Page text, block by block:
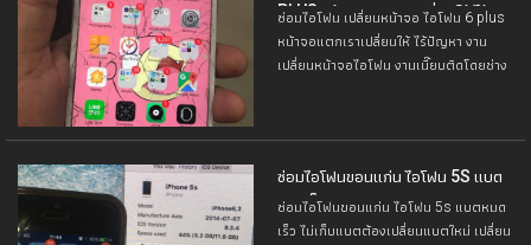
PLUS หน้าจอแตกเราเปลี่ยนให้ ไร้
ปัญหา
ซ่อมไอโฟน เปลี่ยนหน้าจอ ไอโฟน 6 plus
หน้าจอแตกเราเปลี่ยนให้ ไร้ปัญหา งาน
เปลี่ยนหน้าจอไอโฟน งานเนี๊ยบติดโดยช่าง
ซ่อมไอโฟนขอนแก่น ไอโฟน 5S แบต
หมดเร็ว
ซ่อมไอโฟนขอนแก่น ไอโฟน 5s แบตหมด
เร็ว ไม่เก็บแบตต้องเปลี่ยนแบตใหม่ เปลี่ยน